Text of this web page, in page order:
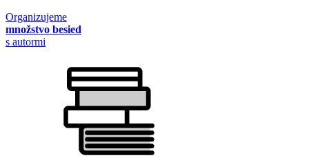
Organizujeme
množstvo besied
s autormi